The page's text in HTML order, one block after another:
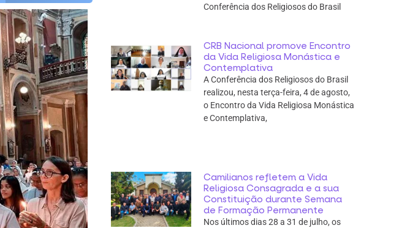
Conferência dos Religiosos do Brasil
CRB Nacional promove Encontro
da Vida Religiosa Monástica e
Contemplativa
A Conferência dos Religiosos do Brasil
realizou, nesta terça-feira, 4 de agosto,
o Encontro da Vida Religiosa Monástica
e Contemplativa,
Camilianos refletem a Vida
Religiosa Consagrada e a sua
Constituição durante Semana
de Formação Permanente
Nos últimos dias 28 a 31 de julho, os